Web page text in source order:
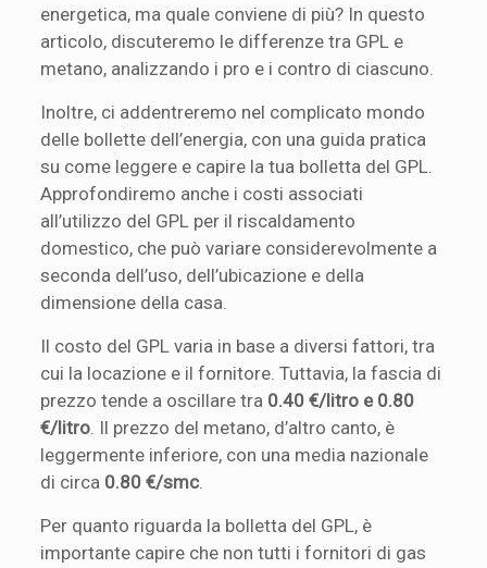
energetica, ma quale conviene di più? In questo
articolo, discuteremo le differenze tra GPL e
metano, analizzando i pro e i contro di ciascuno.
Inoltre, ci addentreremo nel complicato mondo
delle bollette dell’energia, con una guida pratica
su come leggere e capire la tua bolletta del GPL.
Approfondiremo anche i costi associati
all’utilizzo del GPL per il riscaldamento
domestico, che può variare considerevolmente a
seconda dell’uso, dell’ubicazione e della
dimensione della casa.
Il costo del GPL varia in base a diversi fattori, tra
cui la locazione e il fornitore. Tuttavia, la fascia di
prezzo tende a oscillare tra 0.40 €/litro e 0.80
€/litro. Il prezzo del metano, d’altro canto, è
leggermente inferiore, con una media nazionale
di circa 0.80 €/smc.
Per quanto riguarda la bolletta del GPL, è
importante capire che non tutti i fornitori di gas